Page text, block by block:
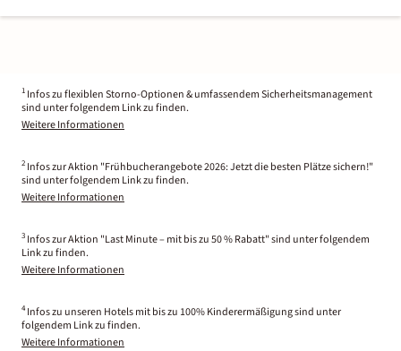
1 Infos zu flexiblen Storno-Optionen & umfassendem Sicherheitsmanagement
sind unter folgendem Link zu finden.
Weitere Informationen
2 Infos zur Aktion "Frühbucherangebote 2026: Jetzt die besten Plätze sichern!"
sind unter folgendem Link zu finden.
Weitere Informationen
3 Infos zur Aktion "Last Minute – mit bis zu 50 % Rabatt" sind unter folgendem
Link zu finden.
Weitere Informationen
4 Infos zu unseren Hotels mit bis zu 100% Kinderermäßigung sind unter
folgendem Link zu finden.
Weitere Informationen